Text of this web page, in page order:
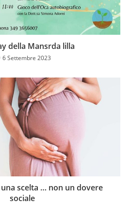
della Mansrda lilla
6 Settembre 2023
una scelta … non un dovere
sociale